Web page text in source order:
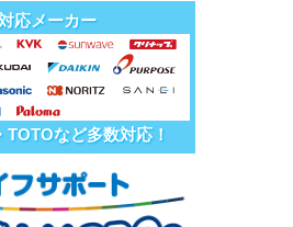
応メーカー
TOTOなど多数対応！